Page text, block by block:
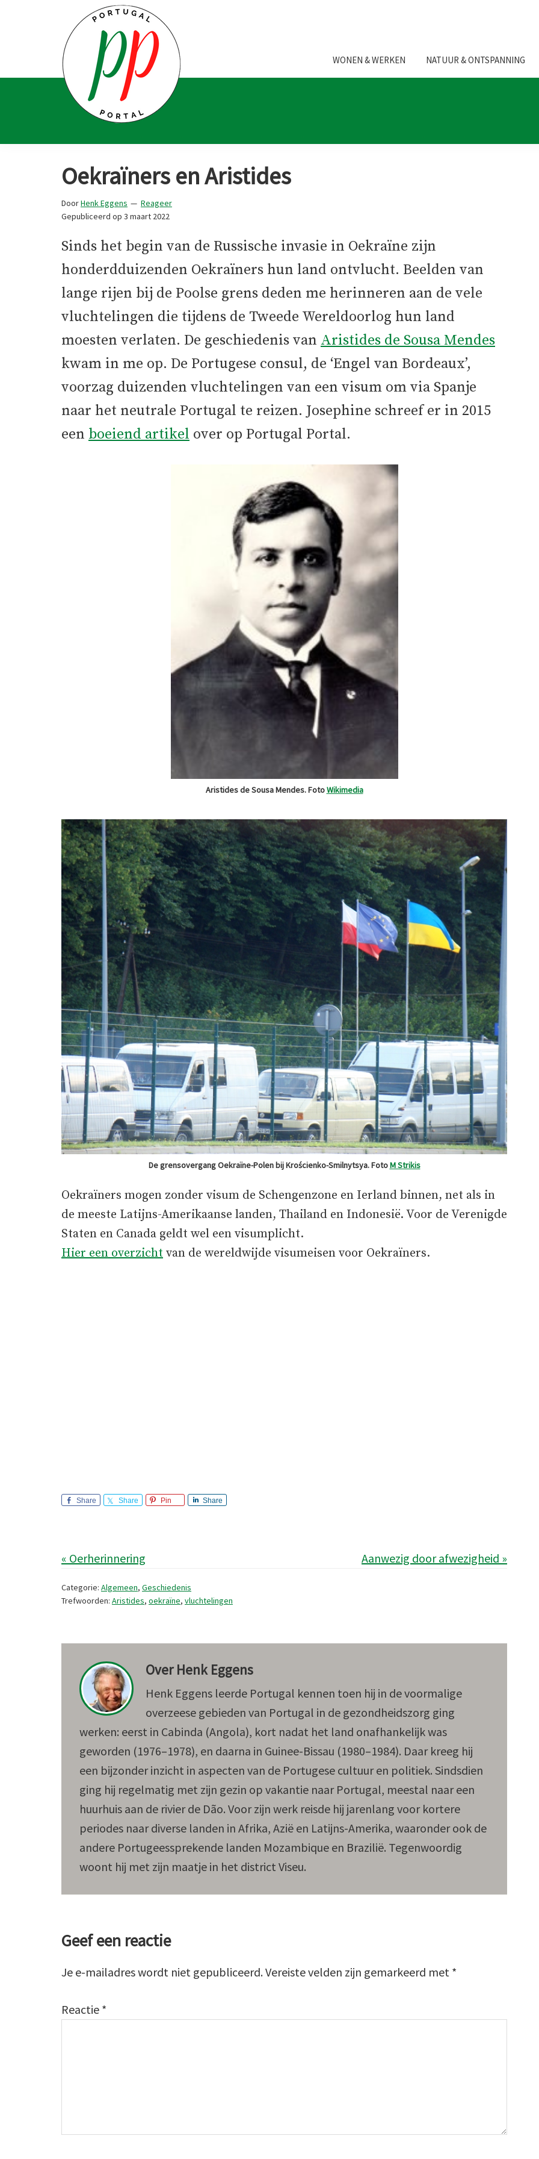
hoofdnavigatie
Portal
en
fanaten
WONEN & WERKEN NATUUR & ONTSPANNING
Oekraïners en Aristides
DoorHenk Eggens
Reageer
Gepubliceerd op 3 maart 2022
Sinds het begin van de Russische invasie in Oekraïne zijn
honderdduizenden Oekraïners hun land ontvlucht. Beelden van
lange rijen bij de Poolse grens deden me herinneren aan de vele
vluchtelingen die tijdens de Tweede Wereldoorlog hun land
moesten verlaten. De geschiedenis van Aristides de Sousa Mendes
kwam in me op. De Portugese consul, de ‘Engel van Bordeaux’,
voorzag duizenden vluchtelingen van een visum om via Spanje
naar het neutrale Portugal te reizen. Josephine schreef er in 2015
een boeiend artikel over op Portugal Portal.
Aristides de Sousa Mendes. FotoWikimedia
De grensovergang Oekraïne-Polen bij Krościenko-Smilnytsya. FotoM Strikis
Oekraïners mogen zonder visum de Schengenzone en Ierland binnen, net als in
de meeste Latijns-Amerikaanse landen, Thailand en Indonesië. Voor de Verenigde
Staten en Canada geldt wel een visumplicht.
Hier een overzicht van de wereldwijde visumeisen voor Oekraïners.
Share Share Pin Share
« Oerherinnering Aanwezig door afwezigheid »
Categorie: Algemeen, Geschiedenis
Trefwoorden: Aristides, oekraïne, vluchtelingen
OverHenk Eggens
Henk Eggens leerde Portugal kennen toen hij in de voormalige
overzeese gebieden van Portugal in de gezondheidszorg ging
werken: eerst in Cabinda (Angola), kort nadat het land onafhankelijk was
geworden (1976–1978), en daarna in Guinee-Bissau (1980–1984). Daar kreeg hij
een bijzonder inzicht in aspecten van de Portugese cultuur en politiek. Sindsdien
ging hij regelmatig met zijn gezin op vakantie naar Portugal, meestal naar een
huurhuis aan de rivier de Dão. Voor zijn werk reisde hij jarenlang voor kortere
periodes naar diverse landen in Afrika, Azië en Latijns-Amerika, waaronder ook de
andere Portugeessprekende landen Mozambique en Brazilië. Tegenwoordig
woont hij met zijn maatje in het district Viseu.
Lees
Interacties
Geef een reactie
Je e-mailadres wordt niet gepubliceerd.Vereiste velden zijn gemarkeerd met *
Reactie *